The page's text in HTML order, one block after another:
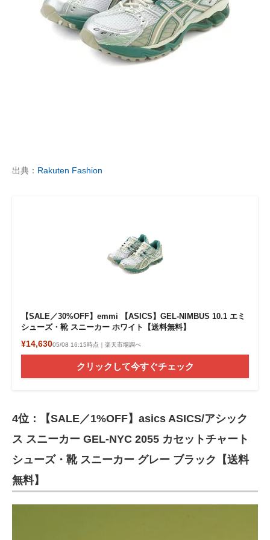
出典： Rakuten Fashion
【SALE／30%OFF】emmi 【ASICS】GEL-NIMBUS 10.1 エミ
シューズ・靴 スニーカー ホワイト【送料無料】
¥14,63005/08 16:15時点｜楽天市場調べ
クリックして今すぐチェック
4位：【SALE／1%OFF】asics ASICS/アシック
ス スニーカー GEL-NYC 2055 カセットチャート
シューズ・靴 スニーカー グレー ブラック【送料
無料】